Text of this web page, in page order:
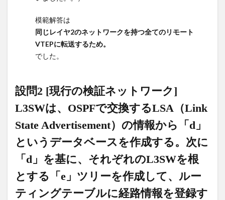
Advertisement）
の情報から「d」
ースを作成す
る。次に「d」を
る「e」ツリーを
作成して、ルー
ティングテーブ
ルに経路情報を
下線
部
⑤LSA
に含
模範解答は
同じレイヤ2のネットワークを持つ全てのリモート
VTEPに転送するため。
でした。
設問2 [現行の検証ネットワーク]
L3SWは、OSPFで交換するLSA（Link
State Advertisement）の情報から「d」
というデータベースを作成する。次に
「d」を基に、それぞれのL3SWを根
とする「e」ツリーを作成して、ルー
ティングテーブルに経路情報を登録す